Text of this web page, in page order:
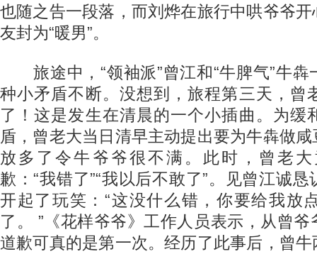
也随之告一段落，而刘烨在旅行中哄爷爷
友封为“暖男”。
旅途中，“领袖派”曾江和“牛脾气”牛犇
种小矛盾不断。没想到，旅程第三天，曾
了！这是发生在清晨的一个小插曲。为缓
盾，曾老大当日清早主动提出要为牛犇做
放多了令牛爷爷很不满。此时，曾老
歉：“我错了”“我以后不敢了”。见曾江诚
开起了玩笑：“这没什么错，你要给我放
了。 ”《花样爷爷》工作人员表示，从曾
道歉可真的是第一次。经历了此事后，曾